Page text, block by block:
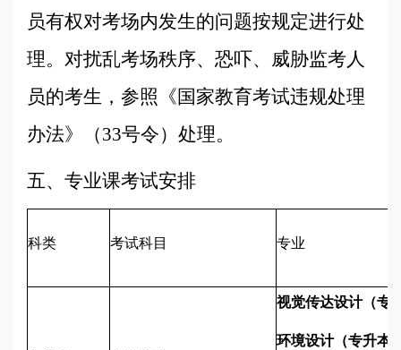
员有权对考场内发生的问题按规定进行处
理。对扰乱考场秩序、恐吓、威胁监考人
员的考生，参照《国家教育考试违规处理
办法》（33号令）处理。
五、专业课考试安排
科类 考试科目 专业
视觉传达设计（专
环境设计（专升本